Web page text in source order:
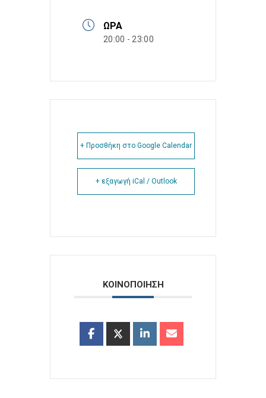
ΏΡΑ
20:00 - 23:00
+ Προσθήκη στο Google Calendar
+ εξαγωγή iCal / Outlook
ΚΟΙΝΟΠΟΙΗΣΗ